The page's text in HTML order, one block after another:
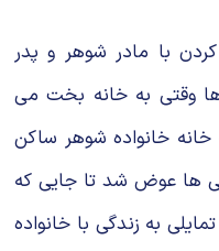
با مادر شوهر و پدر
وقتی به خانه بخت می
خانه خانواده شوهر ساکن
ها عوض شد تا جایی که
به زندگی با خانواده